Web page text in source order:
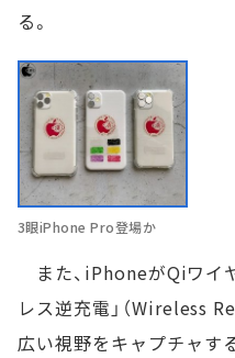
る。
3眼iPhone Pro登場か
また、iPhoneがQiワイ
レス逆充電」（Wireless
広い視野をキャプチャす